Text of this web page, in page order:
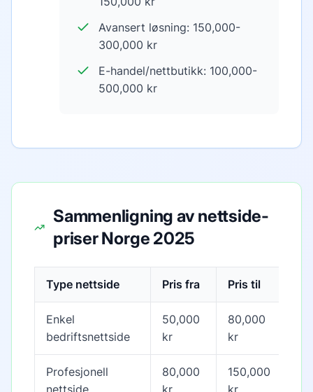
Avansert løsning: 150,000-
300,000 kr
E-handel/nettbutikk: 100,000-
500,000 kr
Sammenligning av nettside-
priser Norge 2025
Type nettside Pris fra Pris til
Enkel
bedriftsnettside
50,000
kr
80,000
kr
Profesjonell
nettside
80,000
kr
150,000
kr